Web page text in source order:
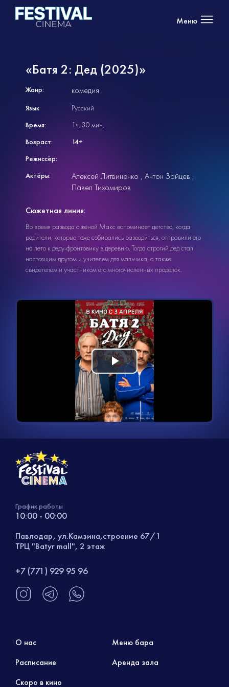
Меню
«Батя 2: Дед (2025)»
Жанр: комедия
Язык
Русский
Время:
1ч. 30 мин.
Возраст:
14+
Режиссёр:
Актёры:
Алексей Литвиненко
Антон Зайцев
Павел Тихомиров
Сюжетная линия:
Во время развода с женой Макс вспоминает детство, когда
родители, которые тоже собирались разводиться, отправили его
на лето к деду-фронтовику в деревню. Тогда строгий дед стал
настоящим другом и учителем для мальчика, а также
свидетелем и участником его многочисленных проделок.
Видеоплеер
загружается.
Воспроизвести
видео
График работы
10:00 - 00:00
Павлодар, ул.Камзина,строение 67/1
ТРЦ "Batyr mall", 2 этаж
+7 (771) 929 95 96
О нас
Расписание
Скоро в кино
Меню бара
Аренда зала